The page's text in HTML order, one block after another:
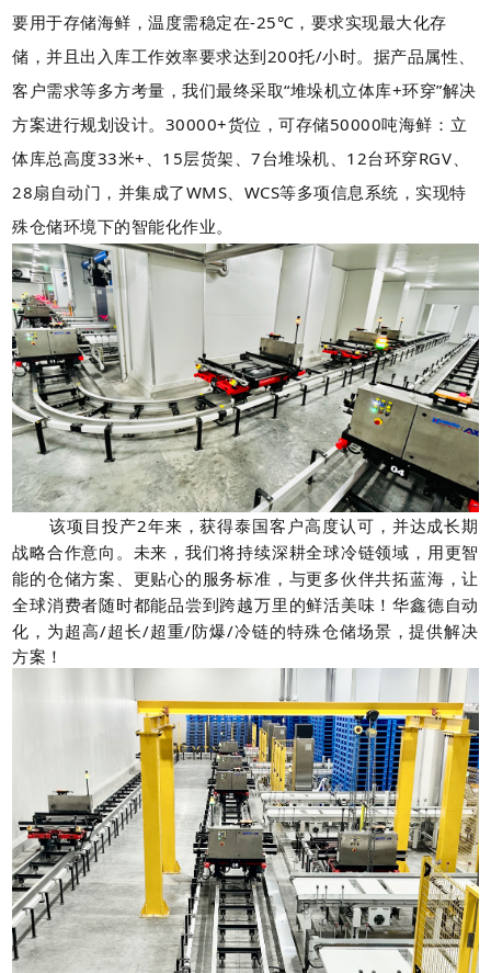
要用于存储海鲜，温度需稳定在-25℃，要求实现最大化存
储，并且出入库工作效率要求达到200托/小时。据产品属性、
客户需求等多方考量，我们最终采取“堆垛机立体库+环穿”解决
方案进行规划设计。 30000+货位，可存储50000吨海鲜：立
体库总高度33米+、15层货架、7台堆垛机、12台环穿RGV、
28扇自动门，并集成了WMS、WCS等多项信息系统，实现特
殊仓储环境下的智能化作业。
该项目投产2年来，获得泰国客户高度认可，并达成长期
战略合作意向。未来，我们将持续深耕全球冷链领域，用更智
能的仓储方案、更贴心的服务标准，与更多伙伴共拓蓝海，让
全球消费者随时都能品尝到跨越万里的鲜活美味！华鑫德自动
化，为超高/超长/超重/防爆/冷链的特殊仓储场景，提供解决
方案！